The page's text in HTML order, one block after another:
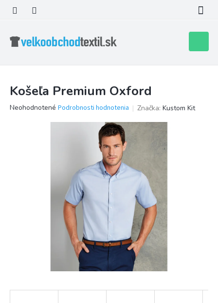
obsah
košík
Košeľa Premium Oxford
Priemerné
Neohodnotené Podrobnosti hodnotenia Značka: Kustom Kit